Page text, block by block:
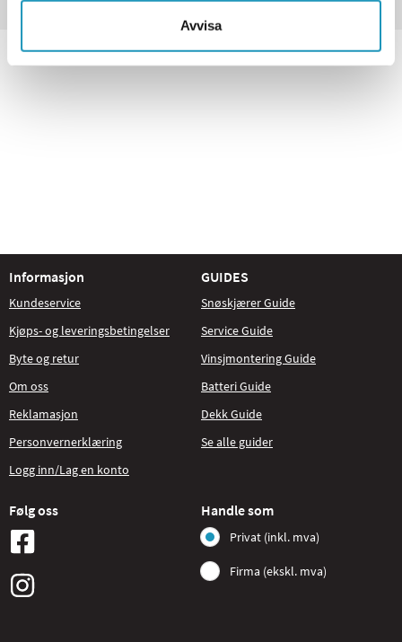
Avvisa
Informasjon
Kundeservice
Kjøps- og leveringsbetingelser
Byte og retur
Om oss
Reklamasjon
Personvernerklæring
Logg inn/Lag en konto
GUIDES
Snøskjærer Guide
Service Guide
Vinsjmontering Guide
Batteri Guide
Dekk Guide
Se alle guider
Følg oss Handle som
Privat (inkl. mva)
Firma (ekskl. mva)